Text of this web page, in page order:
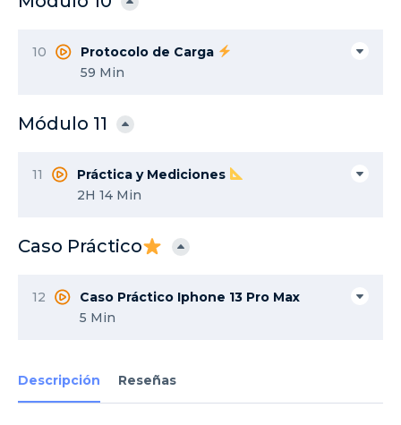
Descripción Reseñas
10
Protocolo de Carga
59 Min
Módulo 11
11
Práctica y Mediciones
2H 14 Min
Caso Práctico
12
Caso Práctico Iphone 13 Pro Max
5 Min